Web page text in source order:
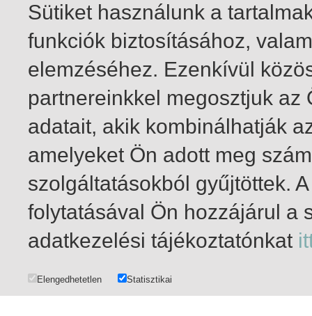
1-19 / insgesamt 19 Treffer
Sütiket használunk a
funkciók biztosításához,
elemzéséhez. Ezenkívül
partnereinkkel megosztjuk
adatait, akik kombinálhatják
amelyeket Ön adott meg
szolgáltatásokból gyűjtöttek.
folytatásával Ön hozzájárul a
adatkezelési tájékoztatónkat
Elengedhetetlen Statisztikai